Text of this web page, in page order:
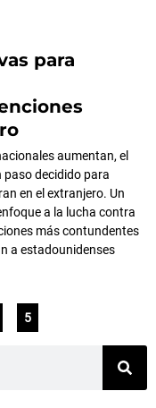
para
aumentan, el
paso decidido para
en el extranjero. Un
a la lucha contra
más contundentes
a estadounidenses
5